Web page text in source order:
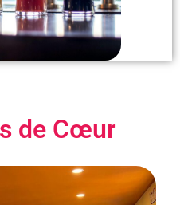
de Cœur